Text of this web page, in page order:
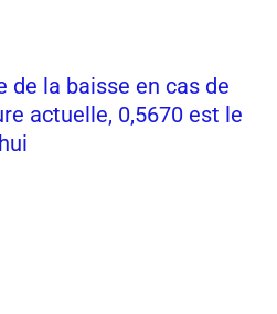
de la baisse en cas de
actuelle, 0,5670 est le